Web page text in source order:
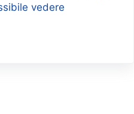
vedere